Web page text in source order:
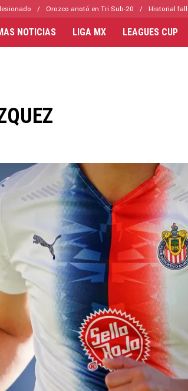
Orozco anotó en Tri Sub-20 Historial
NOTICIAS LIGA MX LEAGUES CUP